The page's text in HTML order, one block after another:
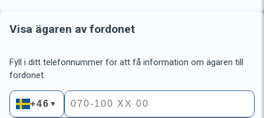
Visa ägaren av fordonet
Fyll i ditt telefonnummer för att få information om ägaren till
fordonet.
+46 ▼